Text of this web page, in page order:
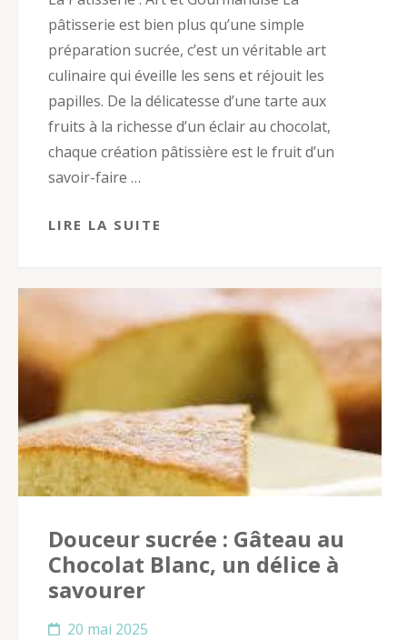
pâtisserie est bien plus qu’une simple
préparation sucrée, c’est un véritable art
culinaire qui éveille les sens et réjouit les
papilles. De la délicatesse d’une tarte aux
fruits à la richesse d’un éclair au chocolat,
chaque création pâtissière est le fruit d’un
savoir-faire …
LIRE LA SUITE
Douceur sucrée : Gâteau au
Chocolat Blanc, un délice à
savourer
20 mai 2025